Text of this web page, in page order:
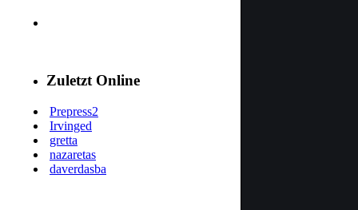
Zuletzt Online
Prepress2
Irvinged
gretta
nazaretas
daverdasba